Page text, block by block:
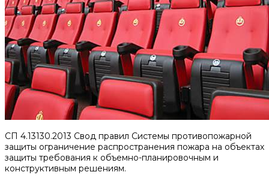
СП 4.13130.2013 Свод правил Системы противопожарной
защиты ограничение распространения пожара на объектах
защиты требования к объемно-планировочным и
конструктивным решениям.